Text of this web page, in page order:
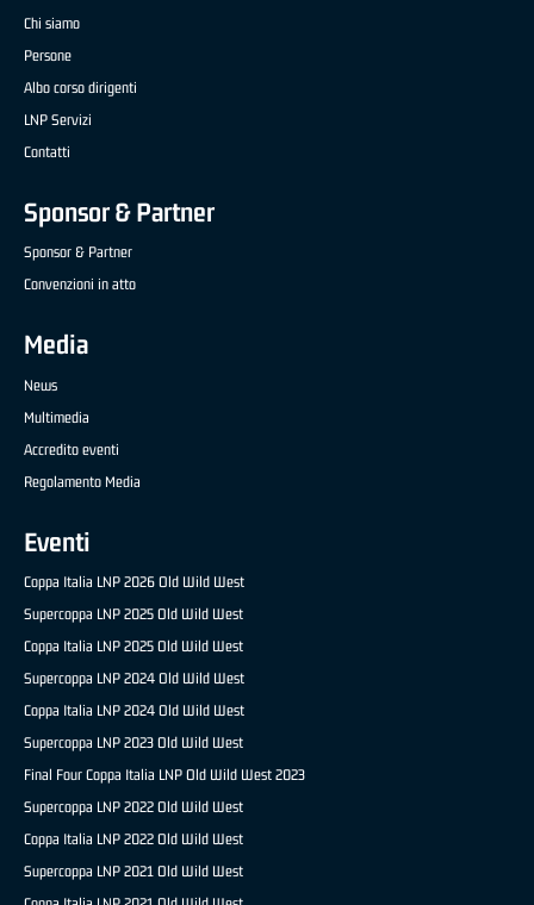
Chi siamo
Persone
Albo corso dirigenti
LNP Servizi
Contatti
Sponsor & Partner
Sponsor & Partner
Convenzioni in atto
Media
News
Multimedia
Accredito eventi
Regolamento Media
Eventi
Coppa Italia LNP 2026 Old Wild West
Supercoppa LNP 2025 Old Wild West
Coppa Italia LNP 2025 Old Wild West
Supercoppa LNP 2024 Old Wild West
Coppa Italia LNP 2024 Old Wild West
Supercoppa LNP 2023 Old Wild West
Final Four Coppa Italia LNP Old Wild West 2023
Supercoppa LNP 2022 Old Wild West
Coppa Italia LNP 2022 Old Wild West
Supercoppa LNP 2021 Old Wild West